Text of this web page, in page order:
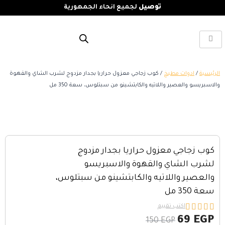
توصيل لجميع انحاء الجمهورية
الرئيسية / ادوات مطبخ / كوب زجاجي معزول حراريا بجدار مزدوج لشرب الشاي والقهوة
والاسبريسو والعصير واللاتيه والكابتشينو من سبتلوس، سعة 350 مل
كوب زجاجي معزول حراريا بجدار مزدوج
لشرب الشاي والقهوة والاسبريسو
والعصير واللاتيه والكابتشينو من سبتلوس،
سعة 350 مل




اكتب تقييم
150EGP 69 EGP